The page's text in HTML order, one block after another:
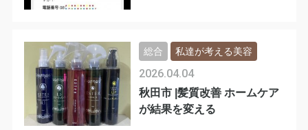
秋田市 |髪質改善 ホームケア
が結果を変える
2026.04.04
総合 私達が考える美容